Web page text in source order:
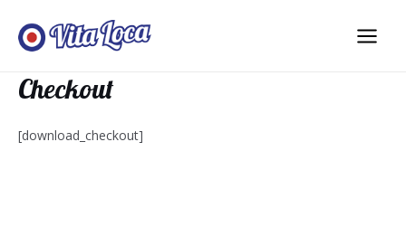
contenu
Main
Checkout
[download_checkout]